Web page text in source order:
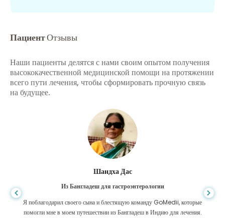
ПациентОтзывы
Наши пациенты делятся с нами своим опытом получения
высококачественной медицинской помощи на протяжении
всего пути лечения, чтобы сформировать прочную связь
на будущее.
Шандха Дас
Из Бангладеш для гастроэнтерологии
Я поблагодарил своего сына и блестящую команду GoMedii, которые
помогли мне в моем путешествии из Бангладеш в Индию для лечения.